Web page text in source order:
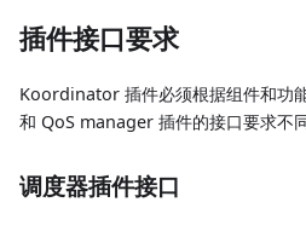
插件接口要求
Koordinator 插件必须根据组件和功
和 QoS manager 插件的接口要求不同
调度器插件接口